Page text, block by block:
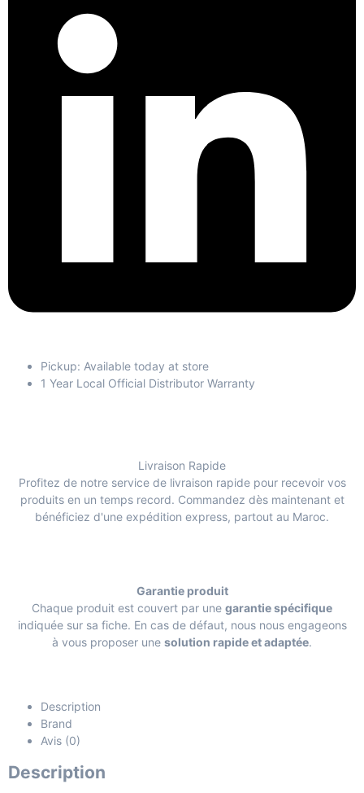
Pickup: Available today at store
1 Year Local Official Distributor Warranty
Livraison Rapide
Profitez de notre service de livraison rapide pour recevoir vos
produits en un temps record. Commandez dès maintenant et
bénéficiez d'une expédition express, partout au Maroc.
Garantie produit
Chaque produit est couvert par une garantie spécifique
indiquée sur sa fiche. En cas de défaut, nous nous engageons
à vous proposer une solution rapide et adaptée.
Description
Brand
Avis (0)
Description